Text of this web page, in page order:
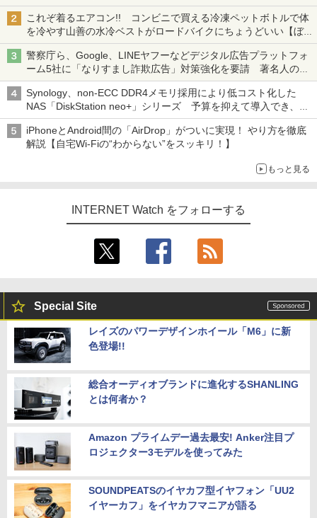
も、持ち替えずに書き込める
これぞ着るエアコン!! コンビニで買える冷凍ペットボトルで体
を冷やす山善の水冷ベストがロードバイクにちょうどいい【ぼっ
ち・ざ・ろーど！その14】【空いた時間でなにしてる？】
警察庁ら、Google、LINEヤフーなどデジタル広告プラットフォ
ーム5社に「なりすまし詐欺広告」対策強化を要請 著名人の写
真や映像を使った投資詐欺などへの対策として
Synology、non-ECC DDR4メモリ採用により低コスト化した
NAS「DiskStation neo+」シリーズ 予算を抑えて導入でき、
ECCメモリへのアップグレードも可能
iPhoneとAndroid間の「AirDrop」がついに実現！ やり方を徹底
解説【自宅Wi-Fiの“わからない”をスッキリ！】
もっと見る
INTERNET Watch をフォローする
Special Site
レイズのパワーデザインホイール「M6」に新
色登場!!
総合オーディオブランドに進化するSHANLING
とは何者か？
Amazon プライムデー過去最安! Anker注目プ
ロジェクター3モデルを使ってみた
SOUNDPEATSのイヤカフ型イヤフォン「UU2
イヤーカフ」をイヤカフマニアが語る